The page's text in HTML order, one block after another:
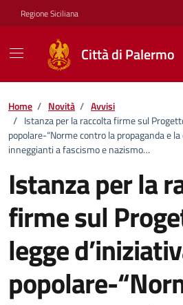
Vai ai contenuti
Vai al footer
Regione Siciliana
Città di Palermo
Home / Novità / Avvisi
/ Istanza per la raccolta firme sul
popolare-“Norme contro la propaganda e
inneggianti a fascismo e nazismo…
Istanza per la
firme sul
legge
popolare-